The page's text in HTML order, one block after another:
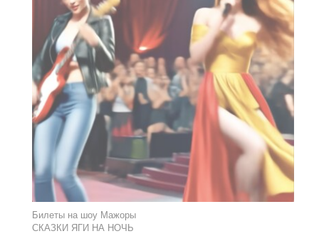
Билеты на шоу Мажоры
СКАЗКИ ЯГИ НА НОЧЬ